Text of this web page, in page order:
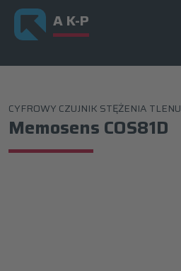
A K-P
CYFROWY CZUJNIK STĘŻENIA TLENU
Memosens COS81D